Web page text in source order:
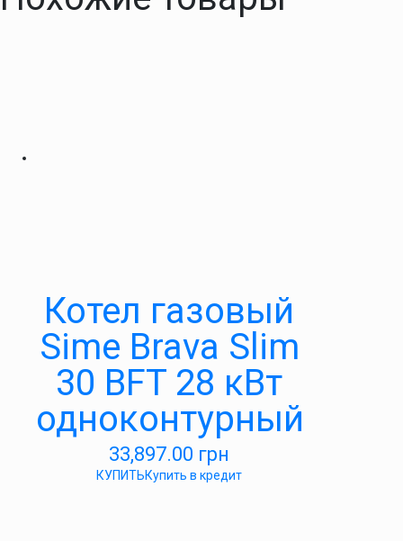
Котел газовый
Sime Brava Slim
30 BFT 28 кВт
одноконтурный
33,897.00 грн
КУПИТЬКупить в кредит